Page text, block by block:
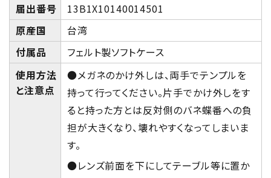
届出番号
13B1X10140014501
原産国
台湾
付属品
フェルト製ソフトケース
使用方法
と注意点
●メガネのかけ外しは、両手でテンプルを
持って行ってください。片手でかけ外しをす
ると持った方とは反対側のバネ蝶番への負
担が大きくなり、壊れやすくなってしまいま
す。
●レンズ前面を下にしてテーブル等に置か